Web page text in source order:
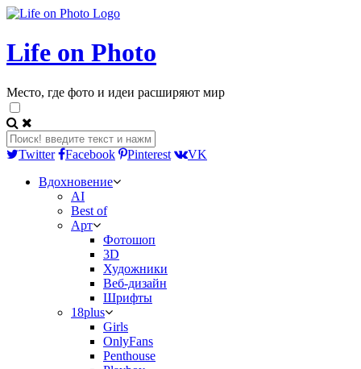
Life on Photo
Место, где фото и идеи расширяют мир
Twitter Facebook Pinterest
VK
Вдохновение
AI
Best of
Арт
Фотошоп
3D
Художники
Веб-дизайн
Шрифты
18plus
Girls
OnlyFans
Penthouse